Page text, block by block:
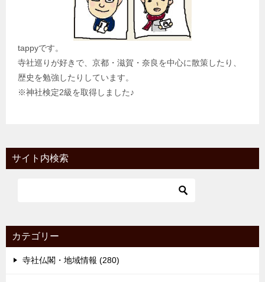
tappyです。
寺社巡りが好きで、京都・滋賀・奈良を中心に散策したり、
歴史を勉強したりしています。
※神社検定2級を取得しました♪
サイト内検索
カテゴリー
寺社仏閣・地域情報 (280)